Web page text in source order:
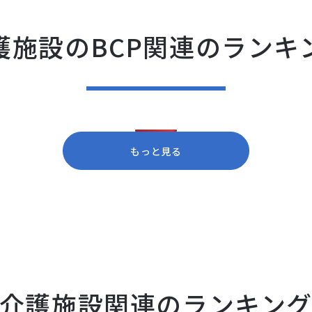
施設のBCP関連のランキ
もっと見る
護施設関連のランキン